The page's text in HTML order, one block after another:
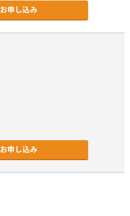
お申し込み
お申し込み